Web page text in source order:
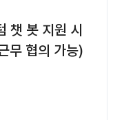
챗 봇 지원 시
무 협의 가능)